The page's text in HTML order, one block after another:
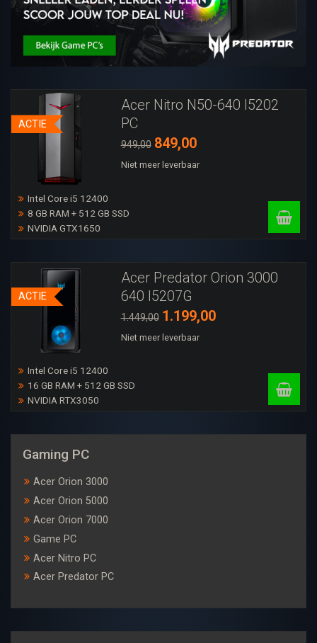
Acer Nitro N50-640 I5202
PC
949,00 849,00
Niet meer leverbaar
ACTIE
Intel Core i5 12400
8 GB RAM + 512 GB SSD
NVIDIA GTX1650
Acer Predator Orion 3000
640 I5207G
1.449,00 1.199,00
Niet meer leverbaar
ACTIE
Intel Core i5 12400
16 GB RAM + 512 GB SSD
NVIDIA RTX3050
Gaming PC
Acer Orion 3000
Acer Orion 5000
Acer Orion 7000
Game PC
Acer Nitro PC
Acer Predator PC